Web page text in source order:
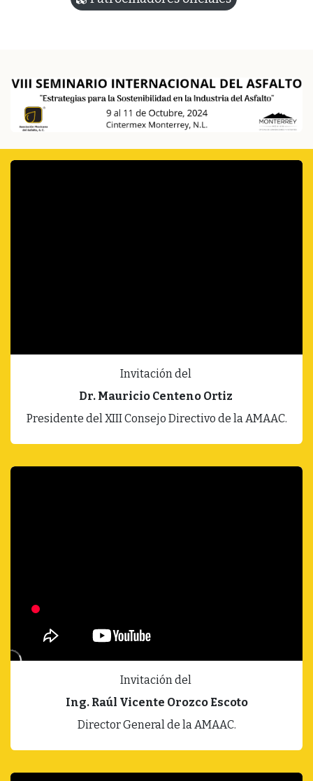
Invitación del
Dr. Mauricio Centeno Ortiz
Presidente del XIII Consejo Directivo de la AMAAC.
Invitación del
Ing. Raúl Vicente Orozco Escoto
Director General de la AMAAC.